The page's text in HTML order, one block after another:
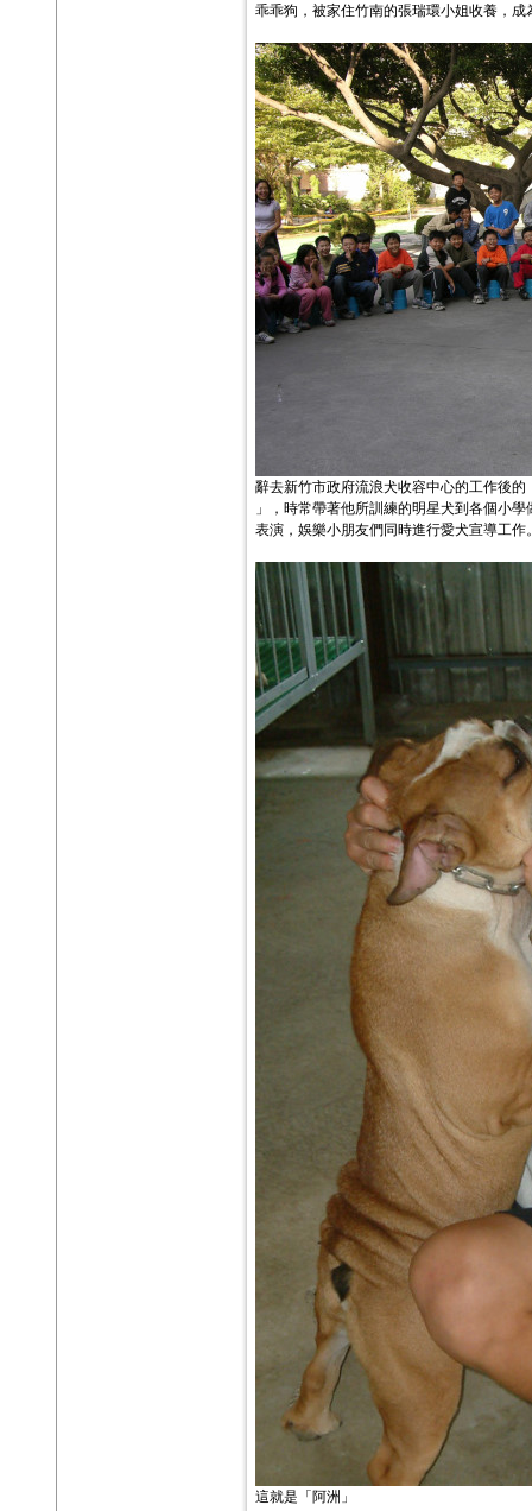
乖乖狗，被家住竹南的張瑞環小姐收養，成
辭去新竹市政府流浪犬收容中心的工作後的
」，時常帶著他所訓練的明星犬到各個小學
表演，娛樂小朋友們同時進行愛犬宣導工作
這就是「阿洲」